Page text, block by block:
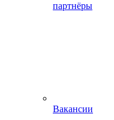
партнёры
Вакансии